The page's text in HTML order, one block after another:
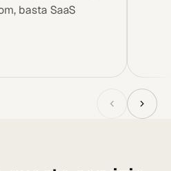
basta SaaS